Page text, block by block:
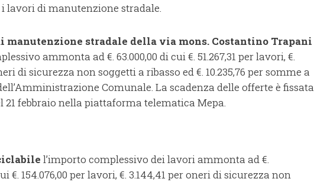
i lavori di manutenzione stradale.
manutenzione stradale della via mons. Costantino Trapani
ammonta ad €. 63.000,00 di cui €. 51.267,31 per lavori, €.
di sicurezza non soggetti a ribasso ed €. 10.235,76 per somme a
Comunale. La scadenza delle offerte è fissata
21 febbraio nella piattaforma telematica Mepa.
l’importo complessivo dei lavori ammonta ad €.
€. 154.076,00 per lavori, €. 3.144,41 per oneri di sicurezza non